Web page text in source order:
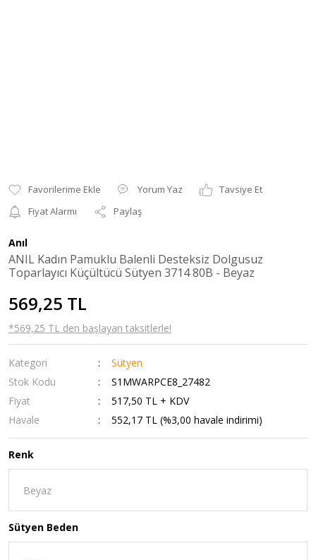
Yorum Yaz
Tavsiye Et
Fiyat Alarmı
Paylaş
Anıl
ANIL Kadın Pamuklu Balenli Desteksiz Dolgusuz
Toparlayıcı Küçültücü Sütyen 3714 80B - Beyaz
569,25 TL
*569,25 TL den başlayan taksitlerle!
Kategori
Sütyen
Stok Kodu
S1MWARPCE8_27482
Fiyat
517,50 TL + KDV
Havale
552,17 TL (%3,00 havale indirimi)
Renk
Sütyen Beden